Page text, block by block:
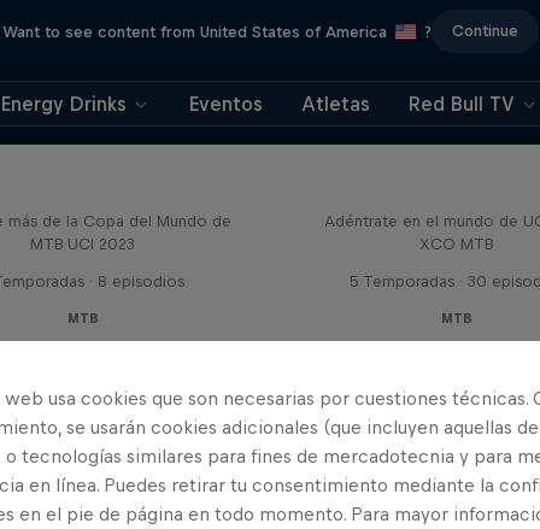
Want to see content from United States of America ? Continue
Energy Drinks Eventos Atletas Red Bull TV
más de la Copa del Mundo de
MTB UCI 2023
· 8 episodios
MTB
Fast Life: tu serie
Adéntrate en el mundo de
XCO MTB
5 Temporadas · 30
MTB
web usa cookies que son necesarias por cuestiones técnicas.
se usarán cookies adicionales (que incluyen aquellas de
tecnologías similares para fines de mercadotecnia y para
en línea. Puedes retirar tu consentimiento mediante la
en el pie de página en todo momento. Para mayor